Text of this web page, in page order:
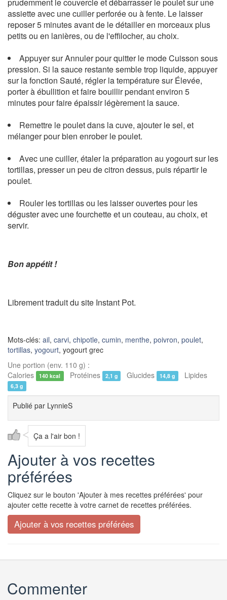
assiette avec une cuiller perforée ou à fente. Le laisser
reposer 5 minutes avant de le détailler en morceaux plus
petits ou en lanières, ou de l'effilocher, au choix.
Appuyer sur Annuler pour quitter le mode Cuisson sous
pression. Si la sauce restante semble trop liquide, appuyer
sur la fonction Sauté, régler la température sur Élevée,
porter à ébullition et faire bouillir pendant environ 5
minutes pour faire épaissir légèrement la sauce.
Remettre le poulet dans la cuve, ajouter le sel, et
mélanger pour bien enrober le poulet.
Avec une cuiller, étaler la préparation au yogourt sur les
tortillas, presser un peu de citron dessus, puis répartir le
poulet.
Rouler les tortillas ou les laisser ouvertes pour les
déguster avec une fourchette et un couteau, au choix, et
servir.
Bon appétit !
Librement traduit du site Instant Pot.
Mots-clés: ail, carvi, chipotle, cumin, menthe, poivron, poulet,
tortillas, yogourt, yogourt grec
Une portion (env. 110 g) :
Calories
140 kcal Protéines 2,1 g Glucides 14,8 g Lipides
6,3 g
Publié par LynnieS
Ça a l'air bon !
Ajouter à vos recettes
préférées
Cliquez sur le bouton 'Ajouter à mes recettes préférées' pour
ajouter cette recette à votre carnet de recettes préférées.
Commenter